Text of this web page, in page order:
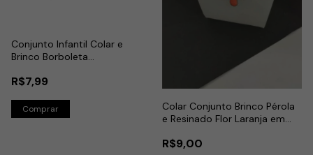
Conjunto Infantil Colar e
Brinco Borboleta
R$7,99
Colar Conjunto Brinco Pérola
e Resinado Flor Laranja em
R$9,00